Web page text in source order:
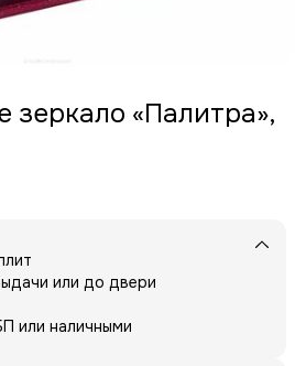
зеркало «Палитра»,
или до двери
или наличными